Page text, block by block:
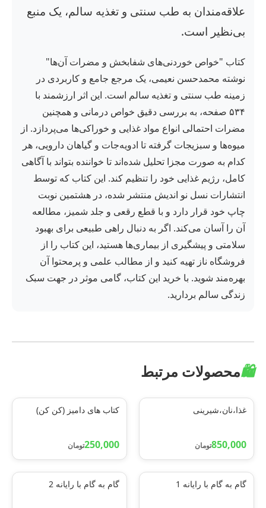
علاقه‌مندان به طب سنتی و تغذیه سالم، یک منبع
بی‌نظیر است.
کتاب "خواص خوردنی‌های شفابخش و مضرات آن‌ها"
نوشته محمدحسن نعیمی، یک مرجع جامع و کاربردی در
زمینه طب سنتی و تغذیه سالم است. این اثر ارزشمند با
۵۳۴ صفحه، به بررسی دقیق خواص درمانی و همچنین
مضرات احتمالی انواع مواد غذایی و خوراکی‌ها می‌پردازد. از
میوه‌ها و سبزیجات گرفته تا ادویه‌جات و گیاهان دارویی، هر
کدام به صورت مجزا تحلیل شده‌اند تا خواننده بتواند با آگاهی
کامل، رژیم غذایی خود را تنظیم کند. این کتاب که توسط
انتشارات نسل نو اندیش منتشر شده، در هشتمین نوبت
چاپ خود قرار دارد و با قطع رقعی و جلد شمیز، مطالعه
آن را آسان می‌کند. اگر به دنبال راهی طبیعی برای بهبود
سلامتی و پیشگیری از بیماری‌ها هستید، این کتاب را از
فروشگاه ناز تهیه کنید و از مطالب علمی و پرمحتوا آن
بهره‌مند شوید. با خرید این کتاب، گامی موثر در جهت سبک
زندگی سالم بردارید.
🛍️محصولات مرتبط
غذا،نان،شیرینی
850,000تومان
کتاب های دامیز (کن کن)
250,000تومان
گام به گام با رایانه 1 گام به گام با رایانه 2